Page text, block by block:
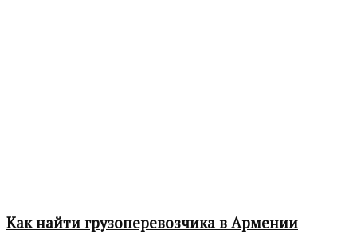
Как найти грузоперевозчика в Армении